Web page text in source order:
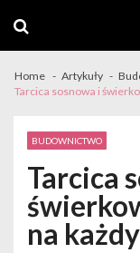
navigation
content
Home Artykuły
Tarcica sosnowa i
BUDOWNICTWO
Tarcica
na